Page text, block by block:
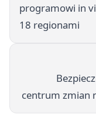
programowi in
18 regionami
centrum zmian